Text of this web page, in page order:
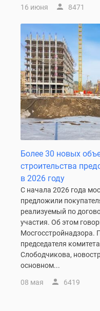
Новостройки
премиум-
класса
Новостройки
бизнес-
класса
Рассрочка
Траншевая
коттеджи
поселки
Москве
Готовые
коттеджные
Строящиеся
поселки
Коттеджные
поселки
16 июня 8471
Более 30 новых
строительства
в 2026 году
С начала 2026 года
предложили
реализуемый по
участия. Об этом
Мосгосстройнадзора.
председателя
Слободчикова,
основном...
08 мая 6419